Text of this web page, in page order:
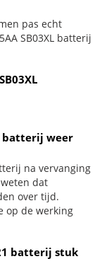
pas echt
SB03XL batterij
batterij weer
na vervanging
dat
over tijd.
op de werking
batterij stuk